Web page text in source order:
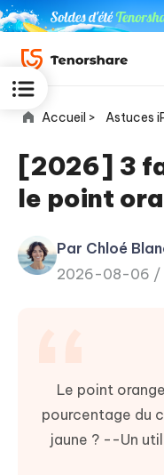
ReiBoot
for iOS
PDNob
Accueil > Astuces
[2026] 3
le point
Par Chloé
2026-08-06 /
Le point
pourcentage du
jaune ? --Un